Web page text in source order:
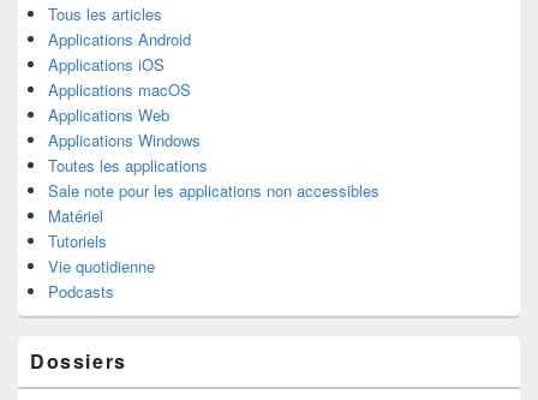
Tous les articles
Applications Android
Applications iOS
Applications macOS
Applications Web
Applications Windows
Toutes les applications
Sale note pour les applications non accessibles
Matériel
Tutoriels
Vie quotidienne
Podcasts
Dossiers